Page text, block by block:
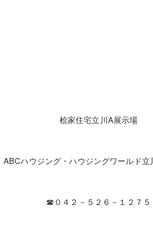
桧家住宅立川A展示場
ABCハウジング・ハウジングワールド立
☎０４２－５２６－１２７５